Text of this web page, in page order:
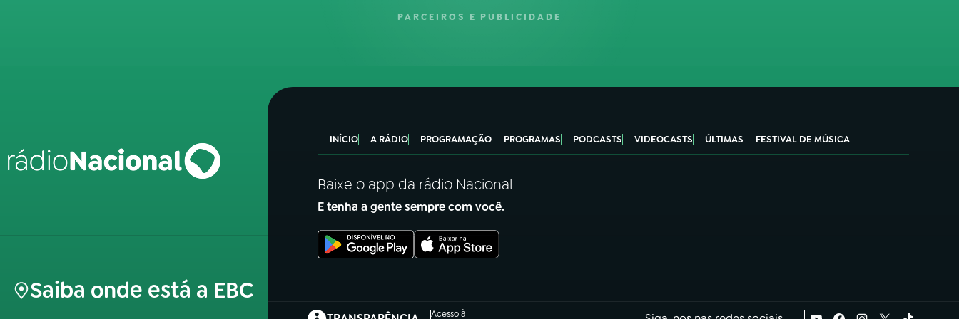
PARCEIROS E PUBLICIDADE
Saiba onde está a EBC
INÍCIO A RÁDIO PROGRAMAÇÃO PROGRAMAS PODCASTS VIDEOCASTS ÚLTIMAS FESTIVAL DE MÚSICA
Baixe o app da rádio Nacional
E tenha a gente sempre com você.
Acesso à